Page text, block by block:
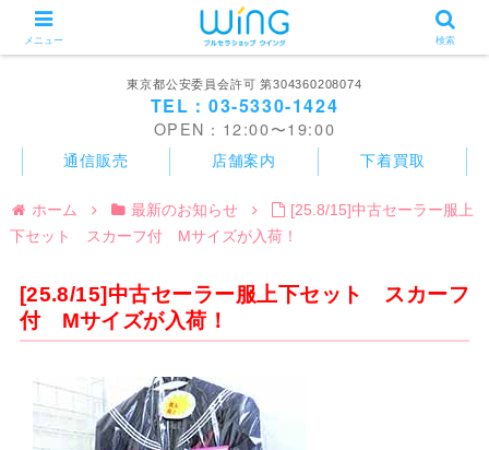
東京都公安委員会許可 第304360208074
TEL：03-5330-1424
OPEN：12:00〜19:00
通信販売 店舗案内 下着買取
ホーム 最新のお知らせ
[25.8/15]中古セーラー服上
下セット スカーフ付 Mサイズが入荷！
[25.8/15]中古セーラー服上下セット スカーフ
付 Mサイズが入荷！
メニュー 検索